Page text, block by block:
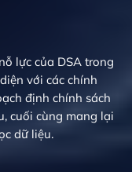
lực của DSA trong
với các chính
định chính sách
cuối cùng mang lại
dữ liệu.